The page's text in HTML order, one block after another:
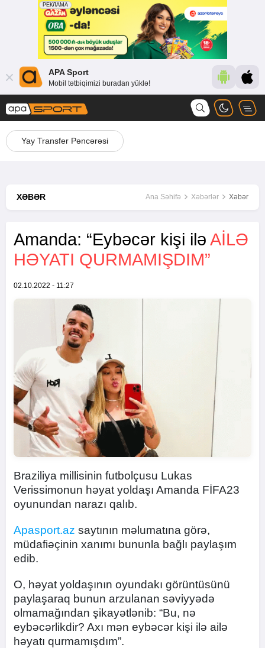
APA Sport
Mobil tətbiqimizi buradan yüklə!
Yay Transfer Pəncərəsi
XƏBƏR Ana Səhifə Xəbərlər Xəbər
Amanda: “Eybəcər kişi ilə AILƏ
HƏYATI QURMAMIŞDIM”
02.10.2022 - 11:27
Braziliya millisinin futbolçusu Lukas
Verissimonun həyat yoldaşı Amanda FİFA23
oyunundan narazı qalıb.
Apasport.az saytının məlumatına görə,
müdafiəçinin xanımı bununla bağlı paylaşım
edib.
O, həyat yoldaşının oyundakı görüntüsünü
paylaşaraq bunun arzulanan səviyyədə
olmamağından şikayətlənib: “Bu, nə
eybəcərlikdir? Axı mən eybəcər kişi ilə ailə
həyatı qurmamışdım”.